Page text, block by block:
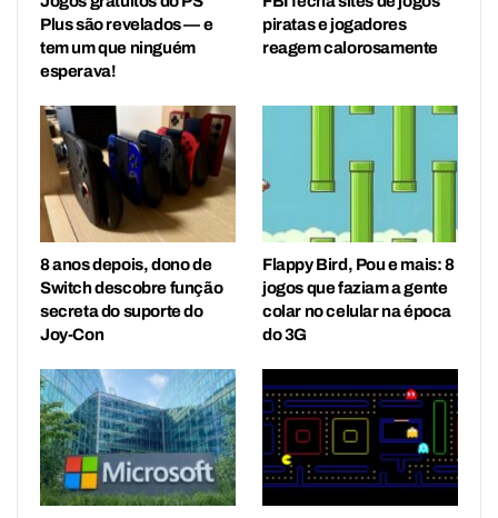
Plus são revelados — e
tem um que ninguém
esperava!
piratas e jogadores
reagem calorosamente
8 anos depois, dono de
Switch descobre função
secreta do suporte do
Joy-Con
Flappy Bird, Pou e mais: 8
jogos que faziam a gente
colar no celular na época
do 3G